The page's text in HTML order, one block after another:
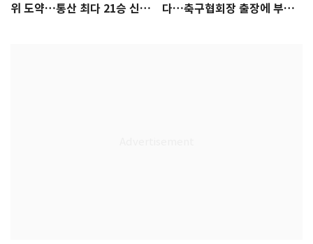
위 도약…통산 최다 21승 신기
다…축구협회장 출장에 부인